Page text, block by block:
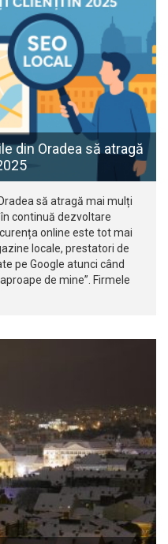
din Oradea să atragă
să atragă mai mulți
continuă dezvoltare
online este tot mai
locale, prestatori de
pe Google atunci când
de mine”. Firmele